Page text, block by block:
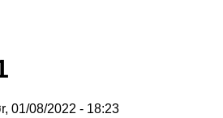
01/08/2022 - 18:23